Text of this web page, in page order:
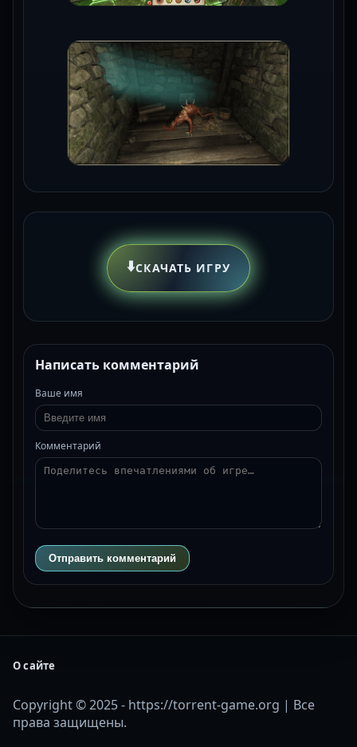
⬇️СКАЧАТЬ ИГРУ
Написать комментарий
Ваше имя
Комментарий
Отправить комментарий
О сайте
Copyright © 2025 - https://torrent-game.org | Все
права защищены.